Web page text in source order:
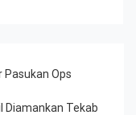
Pasukan Ops
Diamankan Tekab